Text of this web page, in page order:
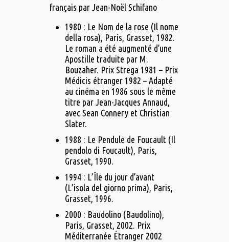
français par Jean-Noël Schifano
1980 : Le Nom de la rose (Il nome
della rosa), Paris, Grasset, 1982.
Le roman a été augmenté d’une
Apostille traduite par M.
Bouzaher. Prix Strega 1981 – Prix
Médicis étranger 1982 – Adapté
au cinéma en 1986 sous le même
titre par Jean-Jacques Annaud,
avec Sean Connery et Christian
Slater.
1988 : Le Pendule de Foucault (Il
pendolo di Foucault), Paris,
Grasset, 1990.
1994 : L’Île du jour d’avant
(L’isola del giorno prima), Paris,
Grasset, 1996.
2000 : Baudolino (Baudolino),
Paris, Grasset, 2002. Prix
Méditerranée Étranger 2002